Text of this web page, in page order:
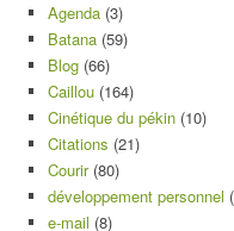
Agenda (3)
Batana (59)
Blog (66)
Caillou (164)
Cinétique du pékin (10)
Citations (21)
Courir(80)
développement personnel
e-mail (8)